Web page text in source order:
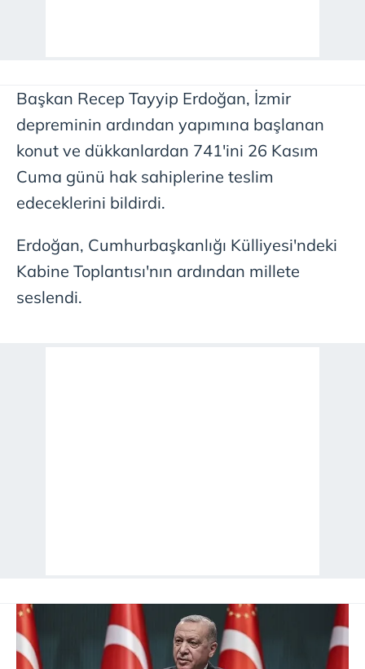
Başkan Recep Tayyip Erdoğan, İzmir
depreminin ardından yapımına başlanan
konut ve dükkanlardan 741'ini 26 Kasım
Cuma günü hak sahiplerine teslim
edeceklerini bildirdi.
Erdoğan, Cumhurbaşkanlığı Külliyesi'ndeki
Kabine Toplantısı'nın ardından millete
seslendi.